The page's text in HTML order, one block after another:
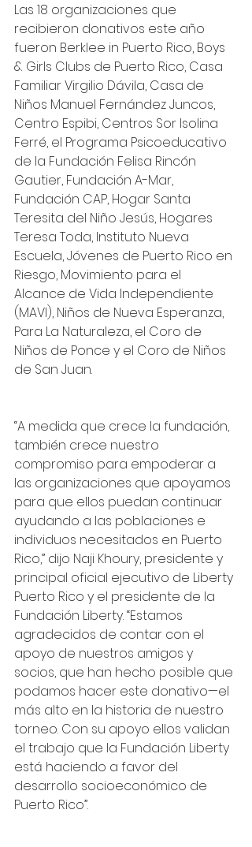
Las 18 organizaciones que
recibieron donativos este año
fueron Berklee in Puerto Rico, Boys
& Girls Clubs de Puerto Rico, Casa
Familiar Virgilio Dávila, Casa de
Niños Manuel Fernández Juncos,
Centro Espibi, Centros Sor Isolina
Ferré, el Programa Psicoeducativo
de la Fundación Felisa Rincón
Gautier, Fundación A-Mar,
Fundación CAP, Hogar Santa
Teresita del Niño Jesús, Hogares
Teresa Toda, Instituto Nueva
Escuela, Jóvenes de Puerto Rico en
Riesgo, Movimiento para el
Alcance de Vida Independiente
(MAVI), Niños de Nueva Esperanza,
Para La Naturaleza, el Coro de
Niños de Ponce y el Coro de Niños
de San Juan.
“A medida que crece la fundación,
también crece nuestro
compromiso para empoderar a
las organizaciones que apoyamos
para que ellos puedan continuar
ayudando a las poblaciones e
individuos necesitados en Puerto
Rico,” dijo Naji Khoury, presidente y
principal oficial ejecutivo de Liberty
Puerto Rico y el presidente de la
Fundación Liberty. “Estamos
agradecidos de contar con el
apoyo de nuestros amigos y
socios, que han hecho posible que
podamos hacer este donativo—el
más alto en la historia de nuestro
torneo. Con su apoyo ellos validan
el trabajo que la Fundación Liberty
está haciendo a favor del
desarrollo socioeconómico de
Puerto Rico”.